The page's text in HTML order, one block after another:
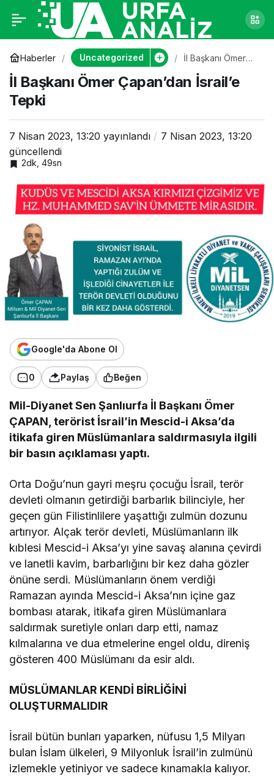
Haberler Uncategorized
İl Başkanı Ömer
Tepki
İl Başkanı Ömer Çapan’dan İsrail’e
Tepki
7 Nisan 2023, 13:20 yayınlandı
7 Nisan 2023, 13:20
güncellendi
2dk, 49sn
Google'da Abone Ol
0 Paylaş Beğen
Mil-Diyanet Sen Şanlıurfa İl Başkanı Ömer
ÇAPAN, terörist İsrail’in Mescid-i Aksa’da
itikafa giren Müslümanlara saldırmasıyla ilgili
bir basın açıklaması yaptı.
Orta Doğu’nun gayri meşru çocuğu İsrail, terör
devleti olmanın getirdiği barbarlık bilinciyle, her
geçen gün Filistinlilere yaşattığı zulmün dozunu
artırıyor. Alçak terör devleti, Müslümanların ilk
kıblesi Mescid-i Aksa’yı yine savaş alanına çevirdi
ve lanetli kavim, barbarlığını bir kez daha gözler
önüne serdi. Müslümanların önem verdiği
Ramazan ayında Mescid-i Aksa’nın içine gaz
bombası atarak, itikafa giren Müslümanlara
saldırmak suretiyle onları darp etti, namaz
kılmalarına ve dua etmelerine engel oldu, direniş
gösteren 400 Müslümanı da esir aldı.
MÜSLÜMANLAR KENDİ BİRLİĞİNİ
OLUŞTURMALIDIR
İsrail bütün bunları yaparken, nüfusu 1,5 Milyarı
bulan İslam ülkeleri, 9 Milyonluk İsrail’in zulmünü
izlemekle yetiniyor ve sadece kınamakla kalıyor.
İl Başkanı Ömer
Çapan’dan İsrail’e
Tepki
0